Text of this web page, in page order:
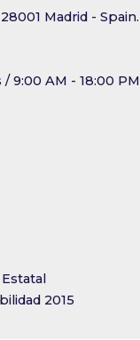
Madrid - Spain.
9:00 AM - 18:00 PM
2015